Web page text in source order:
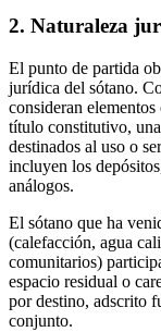
2. Naturaleza
El punto de partida
jurídica del sótano.
consideran
título constitutivo,
destinados al uso o
incluyen los
análogos.
El sótano que ha
(calefacción, agua
comunitarios)
espacio residual o
por destino, adscrito
conjunto.